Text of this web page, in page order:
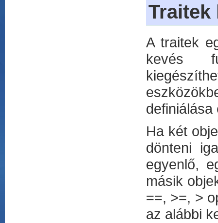
Traitek
A traitek
kevés
definiálása
Ha két
dönteni
egyenlő,
másik
==, >=, >
az alábbi